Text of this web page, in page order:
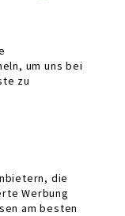
um uns bei
zu
die
Werbung
am besten